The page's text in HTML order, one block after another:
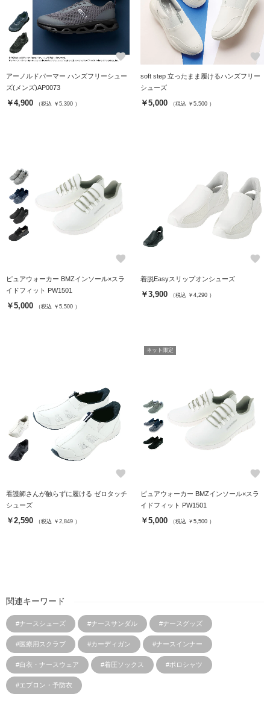
favorite
アーノルドパーマー ハンズフリーシュー
ズ(メンズ)AP0073
￥4,900 （税込 ￥5,390 ）
favorite
soft step 立ったまま履けるハンズフリー
シューズ
￥5,000 （税込 ￥5,500 ）
favorite
ピュアウォーカー BMZインソール×スラ
イドフィット PW1501
￥5,000 （税込 ￥5,500 ）
favorite
着脱Easyスリップオンシューズ
￥3,900 （税込 ￥4,290 ）
favorite
看護師さんが触らずに履ける ゼロタッチ
シューズ
￥2,590 （税込 ￥2,849 ）
ネット限定
favorite
ピュアウォーカー BMZインソール×スラ
イドフィット PW1501
￥5,000 （税込 ￥5,500 ）
関連キーワード
#ナースシューズ #ナースサンダル #ナースグッズ
#医療用スクラブ #カーディガン #ナースインナー
#白衣・ナースウェア #着圧ソックス #ポロシャツ
#エプロン・予防衣